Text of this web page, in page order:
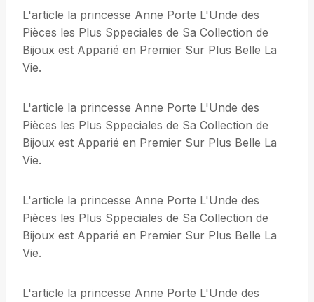
L'article la princesse Anne Porte L'Unde des
Pièces les Plus Sppeciales de Sa Collection de
Bijoux est Apparié en Premier Sur Plus Belle La
Vie.
L'article la princesse Anne Porte L'Unde des
Pièces les Plus Sppeciales de Sa Collection de
Bijoux est Apparié en Premier Sur Plus Belle La
Vie.
L'article la princesse Anne Porte L'Unde des
Pièces les Plus Sppeciales de Sa Collection de
Bijoux est Apparié en Premier Sur Plus Belle La
Vie.
L'article la princesse Anne Porte L'Unde des